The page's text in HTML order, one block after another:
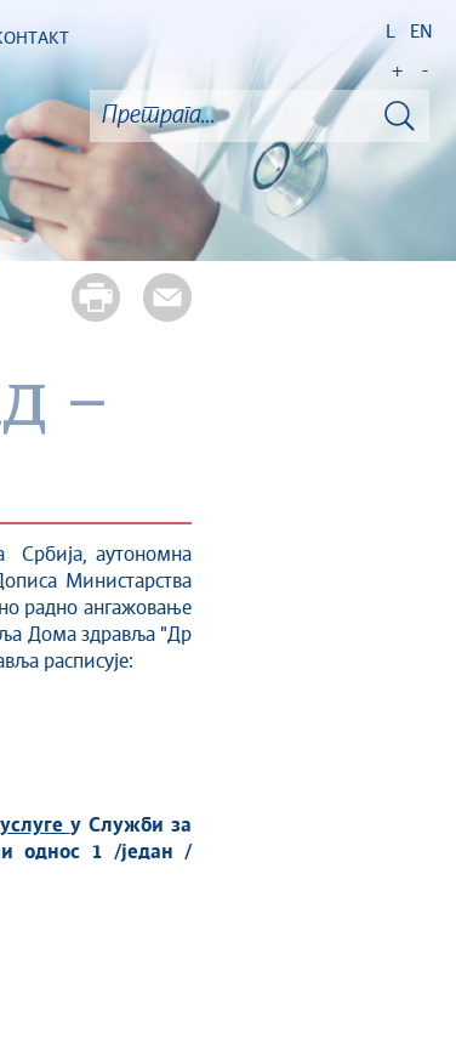
L EN
+ -
–
Србија, аутономна
Министарства
радно ангажовање
Дома здравља "Др
расписује:
у Служби за
однос 1 /један /